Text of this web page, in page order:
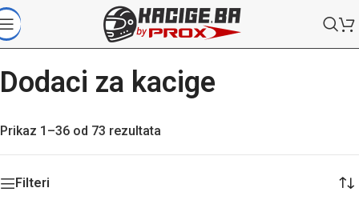
Dodaci za kacige
Prikaz 1–36 od 73 rezultata
Filteri